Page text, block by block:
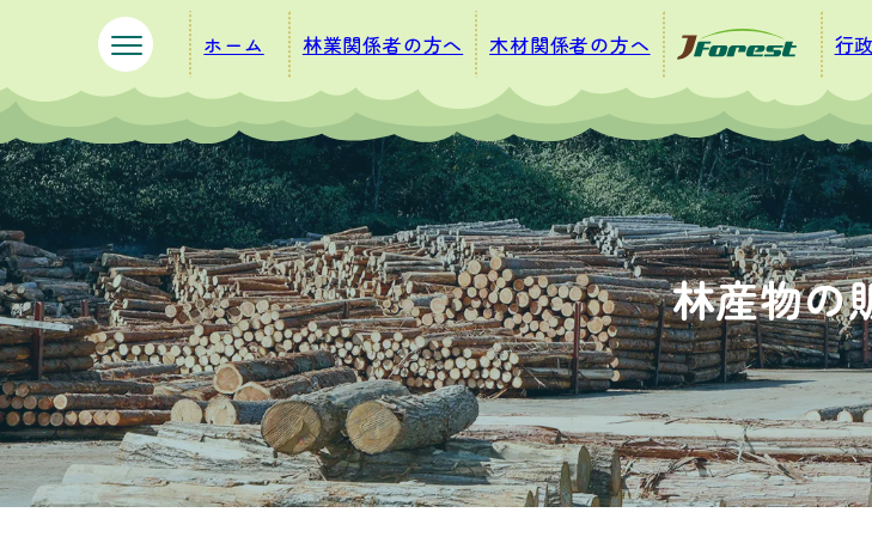
ジ
の
先
頭
で
す
。
ュ
ー
を
飛
ば
し
て
本
文
へ
ホーム 林業関係者の方へ 木材関係者の方へ 行
林産物の